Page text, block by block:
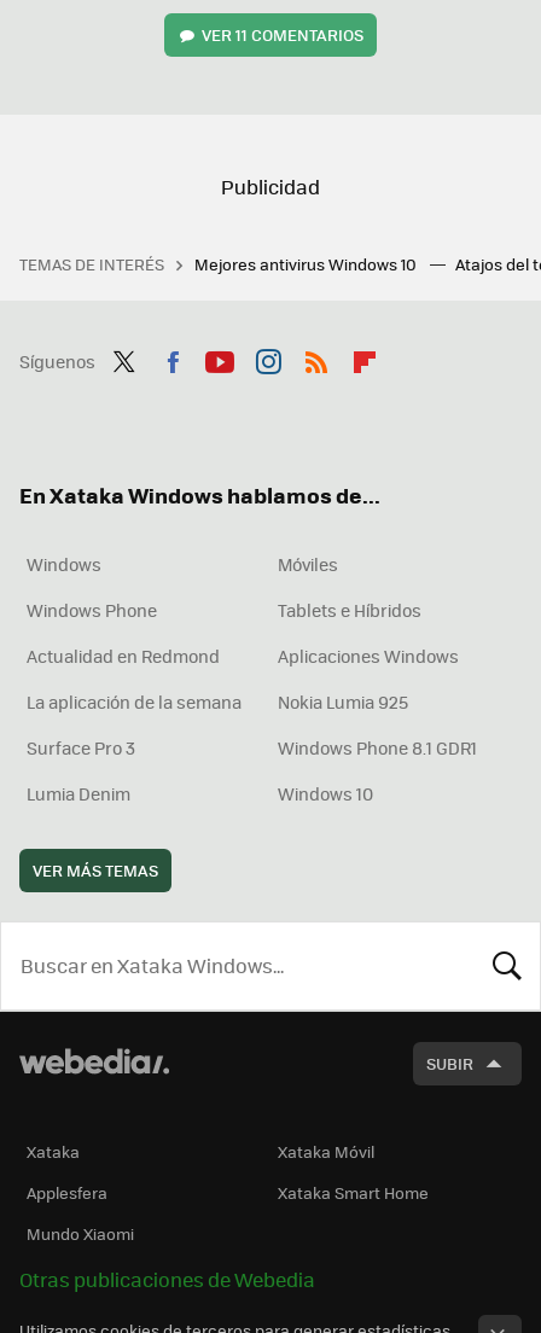
VER 11 COMENTARIOS
TEMAS DE INTERÉS Mejores antivirus Windows 10 Atajos del
Síguenos
En Xataka Windows hablamos de...
Windows
Móviles
Windows Phone
Tablets e Híbridos
Actualidad en Redmond
Aplicaciones Windows
La aplicación de la semana
Nokia Lumia 925
Surface Pro 3
Windows Phone 8.1 GDR1
Lumia Denim
Windows 10
VER MÁS TEMAS
SUBIR
Xataka
Xataka Móvil
Applesfera
Xataka Smart Home
Mundo Xiaomi
Otras publicaciones de Webedia